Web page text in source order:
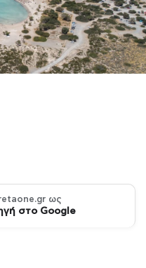
ως
στο Google